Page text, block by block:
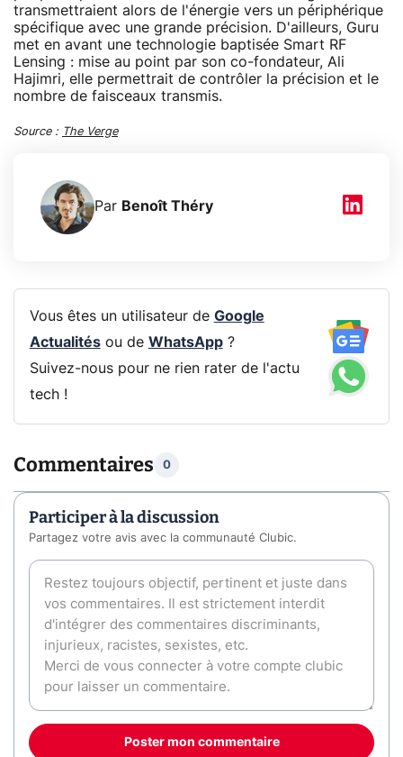
transmettraient alors de l'énergie vers un périphérique
spécifique avec une grande précision. D'ailleurs, Guru
met en avant une technologie baptisée Smart RF
Lensing : mise au point par son co-fondateur, Ali
Hajimri, elle permettrait de contrôler la précision et le
nombre de faisceaux transmis.
Source : The Verge
Par Benoît Théry
Vous êtes un utilisateur de Google
Actualitésou de WhatsApp?
Suivez-nous pour ne rien rater de l'actu
tech !
Commentaires 0
Participer à la discussion
Partagez votre avis avec la communauté Clubic.
Poster mon commentaire